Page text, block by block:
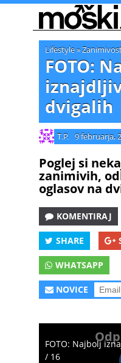
Lifestyle»
FOTO:
dvigalih
T.P. 9 februarja,
Poglej si
zanimivih,
oglasov na
KOMENTIRAJ
SHARE
WHATSAPP
NOVICE
FOTO: Najbolj
/ 16